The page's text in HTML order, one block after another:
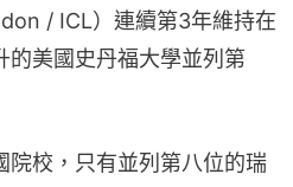
/ ICL）連續第3年維持在
的美國史丹福大學並列第
院校，只有並列第八位的瑞